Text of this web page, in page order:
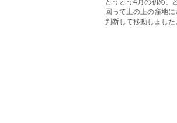
とうとう4月の初め、
回って土の上の窪地
判断して移動しまし